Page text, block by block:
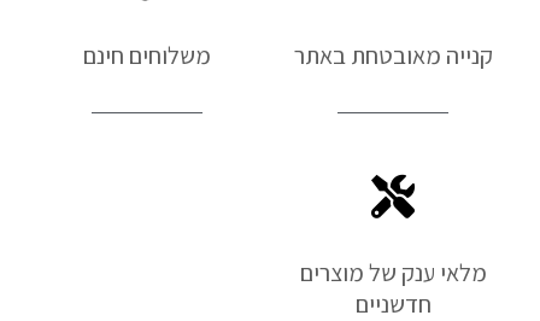
קנייה מאובטחת באתר משלוחים חינם
מלאי ענק של מוצרים
חדשניים